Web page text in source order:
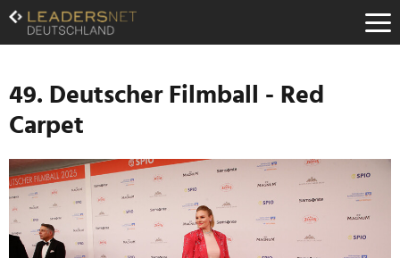
Zum
Inhalt
Zur
Navigation
Zur
Hauptnavigation
49. Deutscher Filmball - Red
Carpet